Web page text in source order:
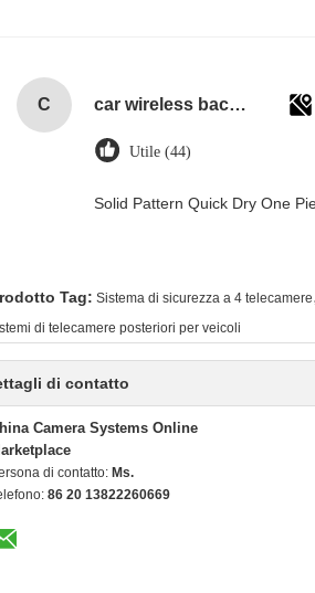
C car wireless backup camera with wide view angle
Utile (44)
Solid Pattern Quick Dry One
Tag: Sistema di sicurezza a 4 telecamere
di telecamere posteriori per veicoli
di contatto
Camera Systems Online
di contatto: Ms.
86 20 13822260669